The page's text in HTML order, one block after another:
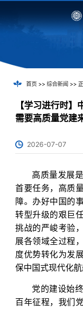
首页>> 综合新闻 >>
【学习进行时
需要高质量党建
2026-07-07
高质量发展
首要任务，高质
障。办好中国的
转型升级的艰巨
挑战的严峻考验
展各领域全过程
度优势转化为发
保中国式现代化
党的建设始
百年征程，我们